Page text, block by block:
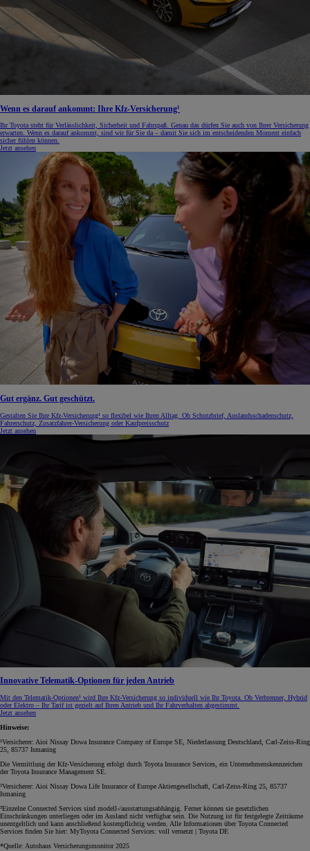
Wenn es darauf ankommt: Ihre Kfz-Versicherung¹
Ihr Toyota steht für Verlässlichkeit, Sicherheit und Fahrspaß. Genau das dürfen Sie auch von Ihrer Versicherung
erwarten. Wenn es darauf ankommt, sind wir für Sie da – damit Sie sich im entscheidenden Moment einfach
sicher fühlen können.
Jetzt ansehen
Gut ergänz. Gut geschützt.
Gestalten Sie Ihre Kfz-Versicherung¹ so flexibel wie Ihren Alltag. Ob Schutzbrief, Auslandsschadenschutz,
Fahrerschutz, Zusatzfahrer-Versicherung oder Kaufpreisschutz
Jetzt ansehen
Innovative Telematik-Optionen für jeden Antrieb
Mit den Telematik-Optionen¹ wird Ihre Kfz‑Versicherung so individuell wie Ihr Toyota. Ob Verbrenner, Hybrid
oder Elektro – Ihr Tarif ist gezielt auf Ihren Antrieb und Ihr Fahrverhalten abgestimmt.
Jetzt ansehen
Hinweise:
¹Versicherer: Aioi Nissay Dowa Insurance Company of Europe SE, Niederlassung Deutschland, Carl-Zeiss-Ring
25, 85737 Ismaning
Die Vermittlung der Kfz-Versicherung erfolgt durch Toyota Insurance Services, ein Unternehmenskennzeichen
der Toyota Insurance Management SE.
²Versicherer: Aioi Nissay Dowa Life Insurance of Europe Aktiengesellschaft, Carl-Zeiss-Ring 25, 85737
Ismaning
³Einzelne Connected Services sind modell-/ausstattungsabhängig. Ferner können sie gesetzlichen
Einschränkungen unterliegen oder im Ausland nicht verfügbar sein. Die Nutzung ist für festgelegte Zeiträume
unentgeltlich und kann anschließend kostenpflichtig werden. Alle Informationen über Toyota Connected
Services finden Sie hier: MyToyota Connected Services: voll vernetzt | Toyota DE
*Quelle: Autohaus Versicherungsmonitor 2025